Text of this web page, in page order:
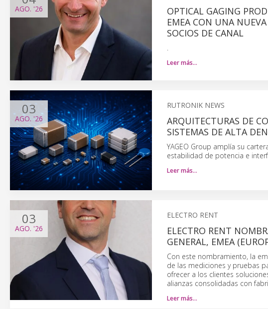
AGO. '26
OPTICAL GAGING
EMEA CON UNA
SOCIOS DE CANAL
.
Leer más…
03
AGO. '26
RUTRONIK NEWS
ARQUITECTURAS DE
SISTEMAS DE ALTA
YAGEO Group amplía su
estabilidad de potencia e
Leer más…
03
AGO. '26
ELECTRO RENT
ELECTRO RENT
GENERAL, EMEA
Con este nombramiento, la
de las mediciones y pruebas
ofrecer a los clientes
alianzas consolidadas con
Leer más…